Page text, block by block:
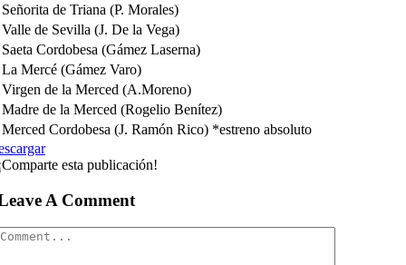
de Triana (P. Morales)
de Sevilla (J. De la Vega)
Cordobesa (Gámez Laserna)
Mercé (Gámez Varo)
de la Merced (A.Moreno)
de la Merced (Rogelio Benítez)
Cordobesa (J. Ramón Rico) *estreno absoluto
esta publicación!
A Comment